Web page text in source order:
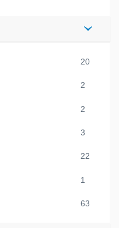
20
2
2
3
22
1
63